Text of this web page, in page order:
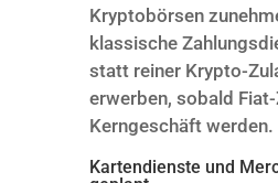
Kryptobörsen
klassische
statt reiner Krypto-
erwerben, sobald
Kerngeschäft werden.
Kartendienste und